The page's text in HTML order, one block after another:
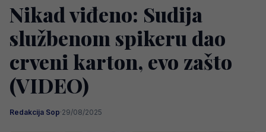
Nikad viđeno: Sudija
službenom spikeru dao
crveni karton, evo zašto
(VIDEO)
Redakcija Sop·29/08/2025